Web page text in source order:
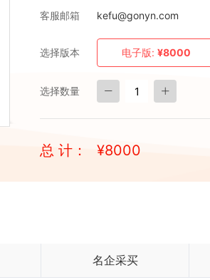
客服邮箱 kefu@gonyn.com
选择版本 电子版: ¥8000
选择数量
总 计： ¥8000
名企采买